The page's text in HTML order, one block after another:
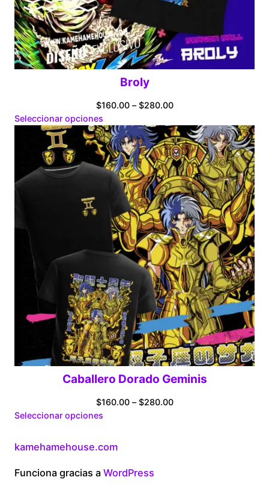
Broly
$160.00 – $280.00Price
$160.00
through
$280.00
Seleccionar opciones
Caballero Dorado Geminis
$160.00 – $280.00Price
Seleccionar opciones
kamehamehouse.com
Funciona gracias a WordPress